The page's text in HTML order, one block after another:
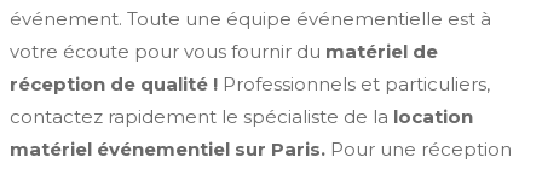
événement. Toute une équipe événementielle est à
votre écoute pour vous fournir du matériel de
réception de qualité ! Professionnels et particuliers,
contactez rapidement le spécialiste de la location
matériel événementiel sur Paris. Pour une réception